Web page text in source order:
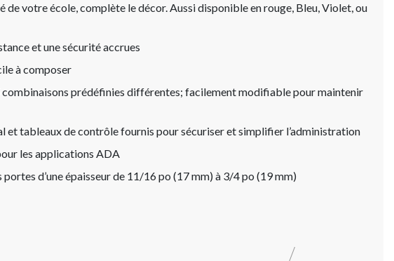
votre école, complète le décor. Aussi disponible en rouge, Bleu, Violet, ou
et une sécurité accrues
à composer
combinaisons prédéfinies différentes; facilement modifiable pour maintenir
et tableaux de contrôle fournis pour sécuriser et simplifier l’administration
les applications ADA
d’une épaisseur de 11/16 po (17 mm) à 3/4 po (19 mm)